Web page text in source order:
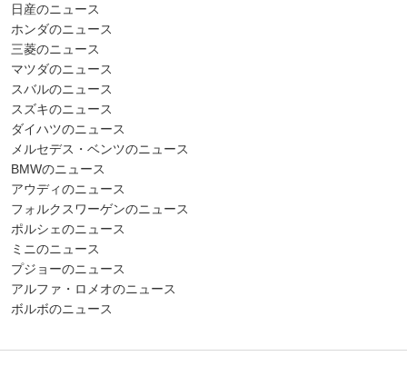
日産のニュース
ホンダのニュース
三菱のニュース
マツダのニュース
スバルのニュース
スズキのニュース
ダイハツのニュース
メルセデス・ベンツのニュース
BMWのニュース
アウディのニュース
フォルクスワーゲンのニュース
ポルシェのニュース
ミニのニュース
プジョーのニュース
アルファ・ロメオのニュース
ボルボのニュース